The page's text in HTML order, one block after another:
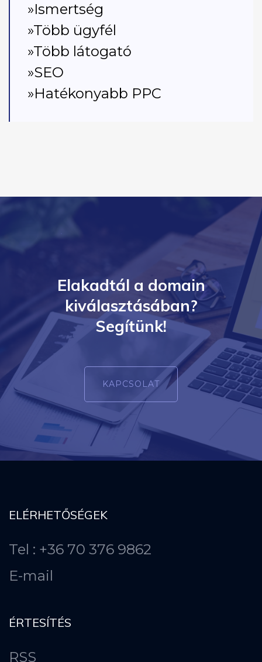
»Ismertség
»Több ügyfél
»Több látogató
»SEO
»Hatékonyabb PPC
Elakadtál a domain
kiválasztásában?
Segítünk!
KAPCSOLAT
ELÉRHETŐSÉGEK
Tel : +36 70 376 9862
E-mail
ÉRTESÍTÉS
RSS